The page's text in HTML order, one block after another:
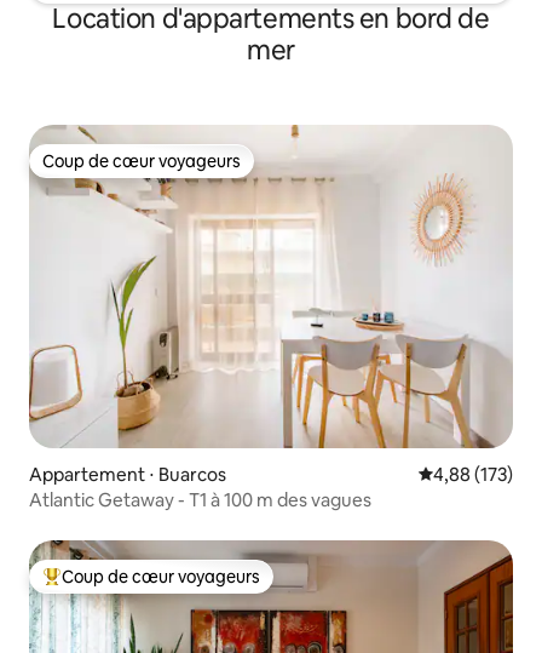
Location d'appartements en bord de
mer
Coup de cœur voyageurs
Coup de cœur voyageurs
Appartement ⋅ Buarcos Évaluation
4,88 (173)
Atlantic Getaway - T1 à 100 m des vagues
Coups de cœur voyageurs les plus appréciés
Coup de cœur voyageurs